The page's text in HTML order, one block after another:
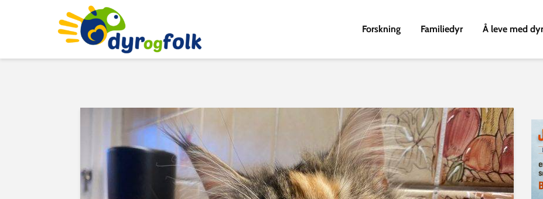
Forskning Familiedyr Å leve med dyr